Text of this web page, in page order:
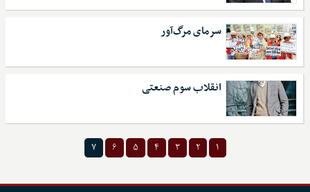
سرمای مرگ‌آور
انقلاب سوم صنعتی
۱ ۲ ۳ ۴ ۵ ۶ ۷